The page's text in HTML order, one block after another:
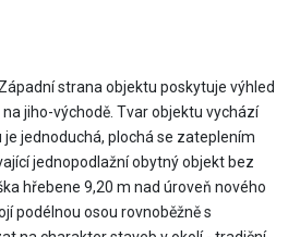
strana objektu poskytuje výhled
jiho-východě. Tvar objektu vychází
jednoduchá, plochá se zateplením
jednopodlažní obytný objekt bez
hřebene 9,20 m nad úroveň nového
podélnou osou rovnoběžně s